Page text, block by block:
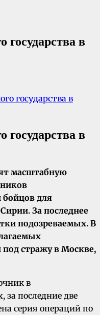
государства в
государства в
масштабную
для
За последнее
подозреваемых. В
стражу в Москве,
в
за последние две
серия операций по